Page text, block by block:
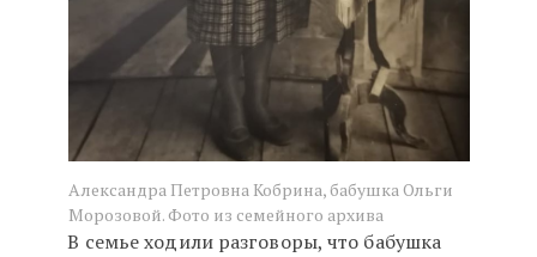
Александра Петровна Кобрина, бабушка Ольги
Морозовой. Фото из семейного архива
В семье ходили разговоры, что бабушка